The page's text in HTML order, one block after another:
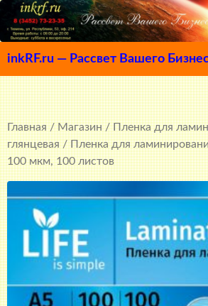
inkRF.ru — Рассвет Вашего
К
СОДЕРЖИМОМУ
Главная/Магазин/Пленка для
глянцевая/ Пленка для
100 мкм, 100 листов